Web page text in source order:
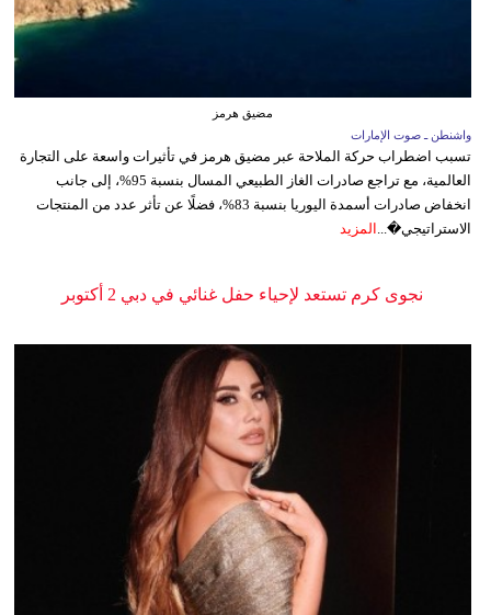
مضيق هرمز
واشنطن ـ صوت الإمارات
تسبب اضطراب حركة الملاحة عبر مضيق هرمز في تأثيرات واسعة على التجارة
العالمية، مع تراجع صادرات الغاز الطبيعي المسال بنسبة 95%، إلى جانب
انخفاض صادرات أسمدة اليوريا بنسبة 83%، فضلًا عن تأثر عدد من المنتجات
الاستراتيجي�... المزيد
نجوى كرم تستعد لإحياء حفل غنائي في دبي 2 أكتوبر